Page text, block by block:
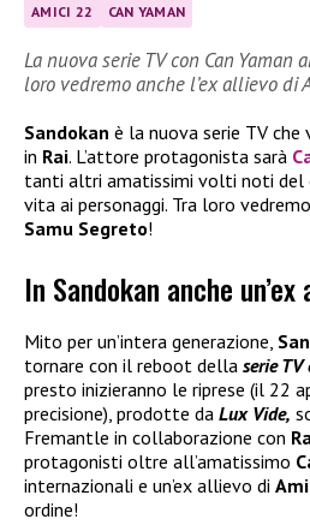
AMICI 22 CAN YAMAN
La nuova serie TV con Can Yaman
loro vedremo anche l’ex allievo di
Sandokan è la nuova serie TV
in Rai. L’attore protagonista sarà
tanti altri amatissimi volti noti del
vita ai personaggi. Tra loro vedremo
Samu Segreto!
In Sandokan anche
Mito per un’intera generazione,
tornare con il reboot della serie TV
presto inizieranno le riprese (il 22
precisione), prodotte da Lux Vide,
Fremantle in collaborazione con
protagonisti oltre all’amatissimo
internazionali e un’ex allievo di
ordine!